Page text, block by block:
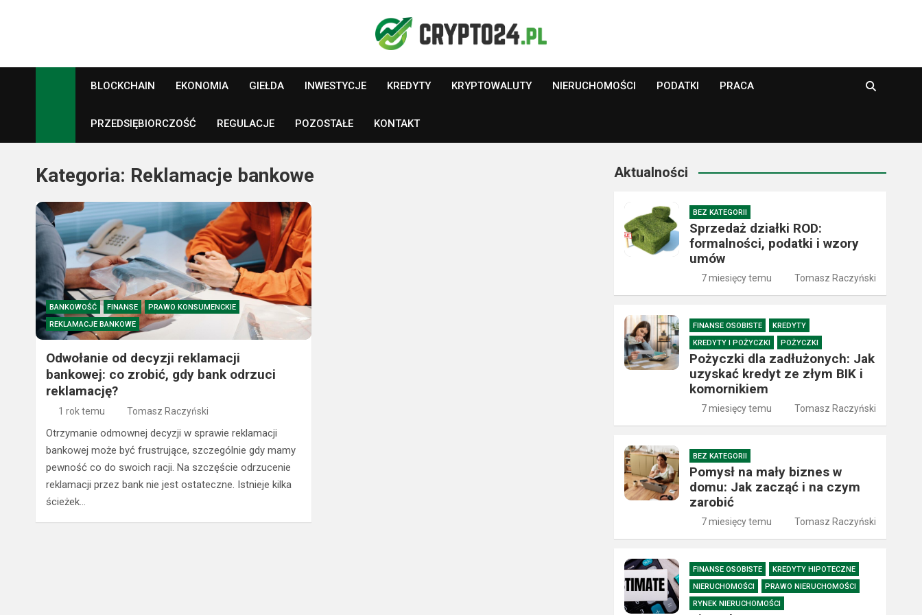
Crypto24.pl
BLOCKCHAIN EKONOMIA GIEŁDA INWESTYCJE KREDYTY KRYPTOWALUTY NIERUCHOMOŚCI PODATKI PRACA
PRZEDSIĘBIORCZOŚĆ REGULACJE POZOSTAŁE KONTAKT
Kategoria: Reklamacje bankowe
BANKOWOŚĆ FINANSE
PRAWO KONSUMENCKIE
REKLAMACJE BANKOWE
Odwołanie od decyzji reklamacji
bankowej: co zrobić, gdy bank odrzuci
reklamację?
1 rok temu Tomasz Raczyński
Otrzymanie odmownej decyzji w sprawie reklamacji
bankowej może być frustrujące, szczególnie gdy mamy
pewność co do swoich racji. Na szczęście odrzucenie
reklamacji przez bank nie jest ostateczne. Istnieje kilka
ścieżek…
Aktualności
BEZ KATEGORII
Sprzedaż działki ROD:
formalności, podatki i wzory
umów
7 miesięcy temu Tomasz Raczyński
FINANSE OSOBISTE
KREDYTY
KREDYTY I POŻYCZKI
POŻYCZKI
Pożyczki dla zadłużonych: Jak
uzyskać kredyt ze złym BIK i
komornikiem
7 miesięcy temu Tomasz Raczyński
BEZ KATEGORII
Pomysł na mały biznes w
domu: Jak zacząć i na czym
zarobić
7 miesięcy temu Tomasz Raczyński
FINANSE OSOBISTE
KREDYTY HIPOTECZNE
NIERUCHOMOŚCI
PRAWO NIERUCHOMOŚCI
RYNEK NIERUCHOMOŚCI